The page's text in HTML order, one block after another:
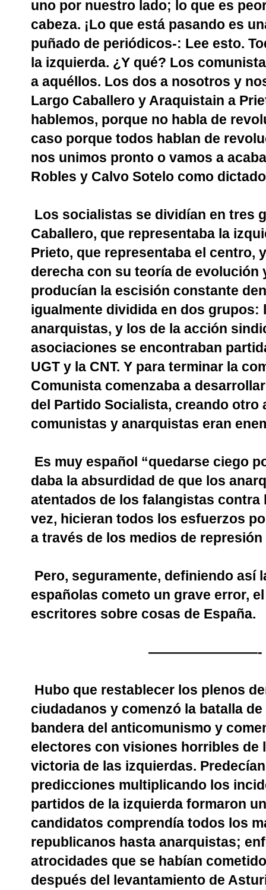
uno por nuestro lado; lo que es
cabeza. ¡Lo que está pasando es
puñado de periódicos-: Lee esto.
la izquierda. ¿Y qué? Los
a aquéllos. Los dos a nosotros y
Largo Caballero y Araquistain a
hablemos, porque no habla de
caso porque todos hablan de
nos unimos pronto o vamos a
Robles y Calvo Sotelo como
Los socialistas se dividían en tres
Caballero, que representaba la
Prieto, que representaba el centro,
derecha con su teoría de
producían la escisión constante
igualmente dividida en dos
anarquistas, y los de la acción
asociaciones se encontraban
UGT y la CNT. Y para terminar la
Comunista comenzaba a
del Partido Socialista, creando otro
comunistas y anarquistas eran
Es muy español “quedarse ciego
daba la absurdidad de que los
atentados de los falangistas
vez, hicieran todos los esfuerzos
a través de los medios de
Pero, seguramente, definiendo así
españolas cometo un grave error,
escritores sobre cosas de España.
————————-
Hubo que restablecer los plenos
ciudadanos y comenzó la batalla
bandera del anticomunismo y
electores con visiones horribles de
victoria de las izquierdas.
predicciones multiplicando los
partidos de la izquierda formaron
candidatos comprendía todos los
republicanos hasta anarquistas;
atrocidades que se habían
después del levantamiento de